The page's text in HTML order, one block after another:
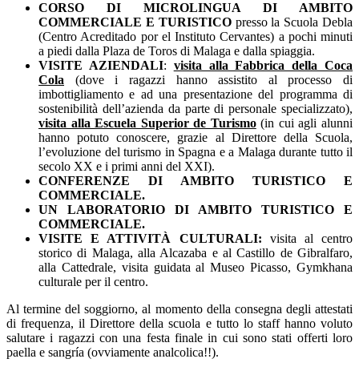
CORSO DI MICROLINGUA
DI AMBITO
COMMERCIALE E TURISTICO presso la Scuola Debla
(Centro Acreditado por el Instituto Cervantes) a pochi minuti
a piedi dalla Plaza de Toros di Malaga e dalla spiaggia.
VISITE AZIENDALI: visita alla Fabbrica della Coca
Cola (dove i ragazzi hanno assistito al processo di
imbottigliamento e ad una presentazione del programma di
sostenibilità dell’azienda da parte di personale specializzato),
visita alla Escuela Superior de Turismo(in cui agli alunni
hanno potuto conoscere, grazie al Direttore della Scuola,
l’evoluzione del turismo in Spagna e a Malaga durante tutto il
secolo XX e i primi anni del XXI).
CONFERENZE DI AMBITO TURISTICO E
COMMERCIALE.
UN LABORATORIO DI AMBITO TURISTICO E
COMMERCIALE.
VISITE E ATTIVITÀ CULTURALI: visita al centro
storico di Malaga, alla Alcazaba e al Castillo de Gibralfaro,
alla Cattedrale, visita guidata al Museo Picasso, Gymkhana
culturale per il centro.
Al termine del soggiorno, al momento della consegna degli attestati
di frequenza, il Direttore della scuola e tutto lo staff hanno voluto
salutare i ragazzi con una festa finale in cui sono stati offerti loro
paella e sangría (ovviamente analcolica!!).